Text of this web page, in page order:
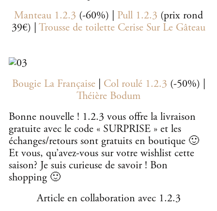
Manteau 1.2.3 (-60%) | Pull 1.2.3 (prix rond
39€) | Trousse de toilette Cerise Sur Le Gâteau
Bougie La Française| Col roulé 1.2.3 (-50%) |
Théière Bodum
Bonne nouvelle ! 1.2.3 vous offre la livraison
gratuite avec le code « SURPRISE » et les
échanges/retours sont gratuits en boutique 🙂
Et vous, qu’avez-vous sur votre wishlist cette
saison? Je suis curieuse de savoir ! Bon
shopping 🙂
Article en collaboration avec 1.2.3